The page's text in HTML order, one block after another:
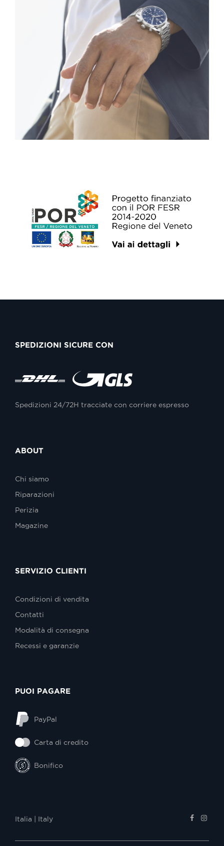
SPEDIZIONI SICURE CON
Spedizioni 24/72H tracciate con corriere espresso
ABOUT
Chi siamo
Riparazioni
Perizia
Magazine
SERVIZIO CLIENTI
Condizioni di vendita
Contatti
Modalità di consegna
Recessi e garanzie
PUOI PAGARE
PayPal
Carta di credito
Bonifico
Italia | Italy